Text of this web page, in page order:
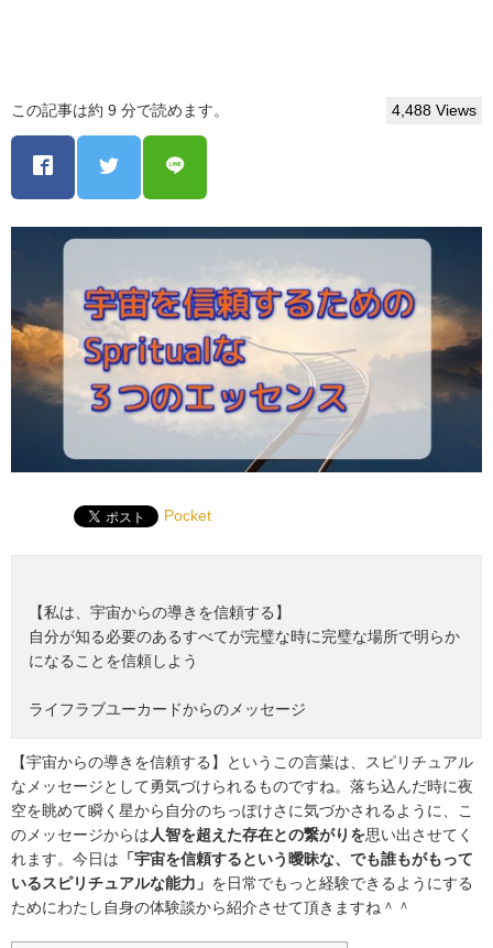
この記事は約 9 分で読めます。 4,488 Views
Pocket
【私は、宇宙からの導きを信頼する】
自分が知る必要のあるすべてが完璧な時に完璧な場所で明らか
になることを信頼しよう
ライフラブユーカードからのメッセージ
【宇宙からの導きを信頼する】というこの言葉は、スピリチュアル
なメッセージとして勇気づけられるものですね。落ち込んだ時に夜
空を眺めて瞬く星から自分のちっぽけさに気づかされるように、こ
のメッセージからは人智を超えた存在との繋がりを思い出させてく
れます。今日は 「宇宙を信頼するという曖昧な、でも誰もがもって
いるスピリチュアルな能力」 を日常でもっと経験できるようにする
ためにわたし自身の体験談から紹介させて頂きますね＾＾